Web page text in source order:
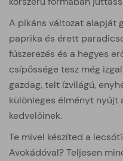
A pikáns változat alapját
paprika és érett
fűszerezés és a hegyes
csípőssége tesz még
gazdag, telt ízvilágú,
különleges élményt nyújt
kedvelőinek.
Te mivel készíted a
Avokádóval? Teljesen